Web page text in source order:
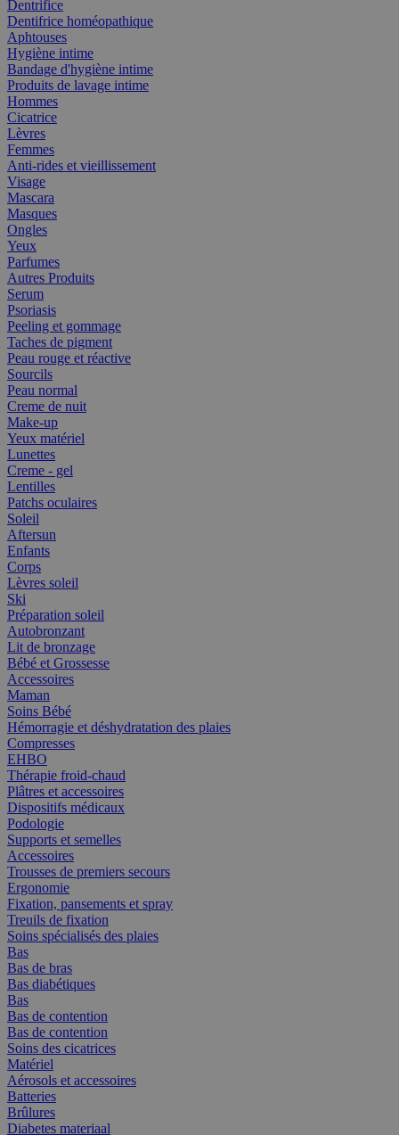
Dentrifice
Dentifrice homéopathique
Aphtouses
Hygiène intime
Bandage d'hygiène intime
Produits de lavage intime
Hommes
Cicatrice
Lèvres
Femmes
Anti-rides et vieillissement
Visage
Mascara
Masques
Ongles
Yeux
Parfumes
Autres Produits
Serum
Psoriasis
Peeling et gommage
Taches de pigment
Peau rouge et réactive
Sourcils
Peau normal
Creme de nuit
Make-up
Yeux matériel
Lunettes
Creme - gel
Lentilles
Patchs oculaires
Soleil
Aftersun
Enfants
Corps
Lèvres soleil
Ski
Préparation soleil
Autobronzant
Lit de bronzage
Bébé et Grossesse
Accessoires
Maman
Soins Bébé
Hémorragie et déshydratation des plaies
Compresses
EHBO
Thérapie froid-chaud
Plâtres et accessoires
Dispositifs médicaux
Podologie
Supports et semelles
Accessoires
Trousses de premiers secours
Ergonomie
Fixation, pansements et spray
Treuils de fixation
Soins spécialisés des plaies
Bas
Bas de bras
Bas diabétiques
Bas
Bas de contention
Bas de contention
Soins des cicatrices
Matériel
Aérosols et accessoires
Batteries
Brûlures
Diabetes materiaal